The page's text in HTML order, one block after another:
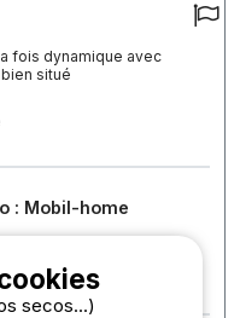
fois dynamique avec
situé
: Mobil-home
secos...)